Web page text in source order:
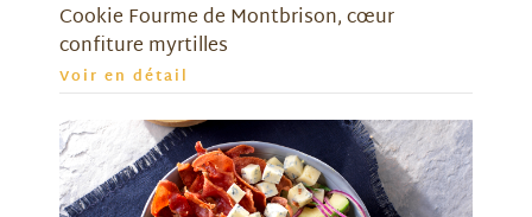
Cookie Fourme de Montbrison, cœur
confiture myrtilles
Voir en détail